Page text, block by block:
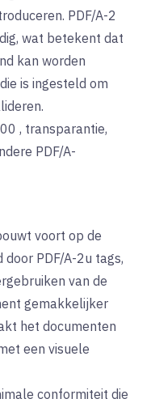
PDF/A-2
wat betekent dat
kan worden
is ingesteld om
, transparantie,
PDF/A-
voort op de
PDF/A-2u tags,
van de
gemakkelijker
het documenten
een visuele
conformiteit die